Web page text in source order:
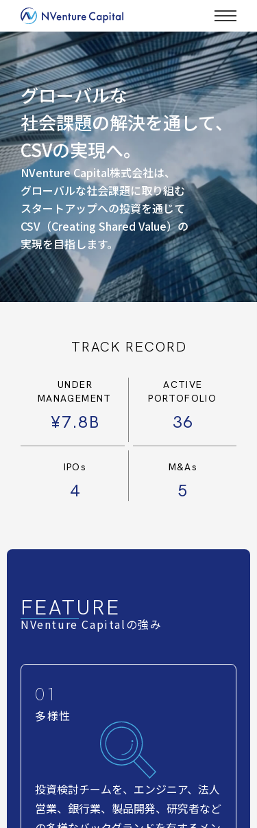
グローバルな
社会課題の解決を通して、
CSVの実現へ。
NVenture Capital株式会社は、
グローバルな社会課題に取り組む
スタートアップへの投資を通じて
CSV（Creating Shared Value）の
実現を目指します。
TRACK RECORD
UNDER
MANAGEMENT
¥7.8B
ACTIVE
PORTOFOLIO
36
IPOs
4
M&As
5
FEATURE
NVenture Capitalの強み
多様性
投資検討チームを、エンジニア、法人
営業、銀行業、製品開発、研究者など